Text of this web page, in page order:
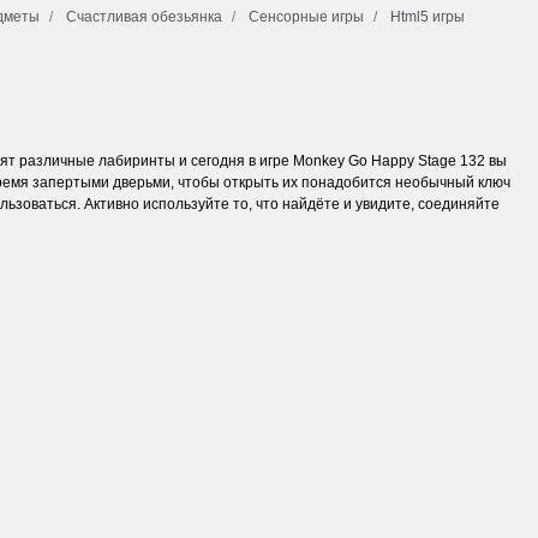
Счастливая обезьянка Сенсорные игры
Html5 игры
различные лабиринты и сегодня в игре Monkey Go Happy Stage 132 вы
запертыми дверьми, чтобы открыть их понадобится необычный ключ
Активно используйте то, что найдёте и увидите, соединяйте